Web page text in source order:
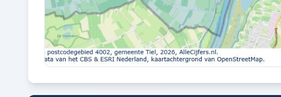
Buitenruimte en parkeren
BUITENRUIMTE
Aan park en aan rustige weg
TUIN